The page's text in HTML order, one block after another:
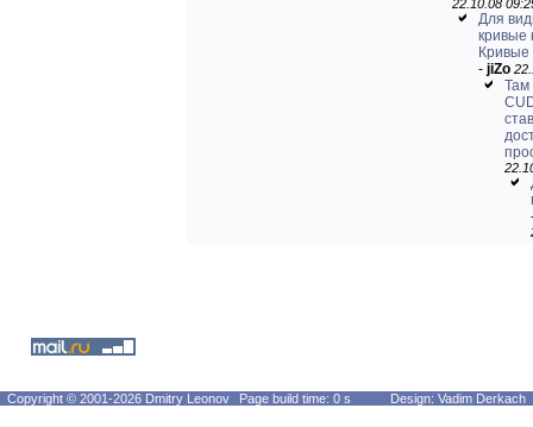
22.10.08
Для
кривые
Кривые
- jiZo
Там
Copyright © 2001-2026 Dmitry Leonov Page build time: 0 s Design: Vadim Derkach